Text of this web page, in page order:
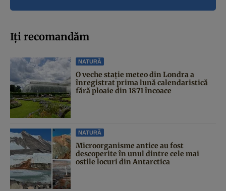
Iți recomandăm
NATURĂ
O veche stație meteo din Londra a
înregistrat prima lună calendaristică
fără ploaie din 1871 încoace
NATURĂ
Microorganisme antice au fost
descoperite în unul dintre cele mai
ostile locuri din Antarctica